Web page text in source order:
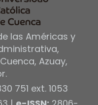
las Américas y
Azuay,
751 ext. 1053